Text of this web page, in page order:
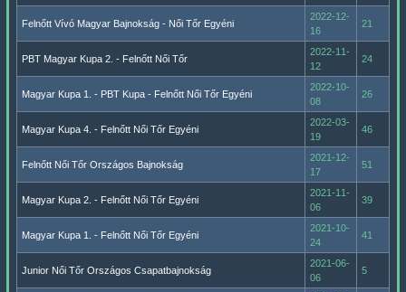
Felnőtt Vívó Magyar Bajnokság - Női Tőr Egyéni
2022-12-
16
21
PBT Magyar Kupa 2. - Felnőtt Női Tőr
2022-11-
12
24
Magyar Kupa 1. - PBT Kupa - Felnőtt Női Tőr Egyéni
2022-10-
08
26
Magyar Kupa 4. - Felnőtt Női Tőr Egyéni
2022-03-
19
46
Felnőtt Női Tőr Országos Bajnokság
2021-12-
17
51
Magyar Kupa 2. - Felnőtt Női Tőr Egyéni
2021-11-
06
39
Magyar Kupa 1. - Felnőtt Női Tőr Egyéni
2021-10-
24
41
Junior Női Tőr Országos Csapatbajnokság
2021-06-
06
5